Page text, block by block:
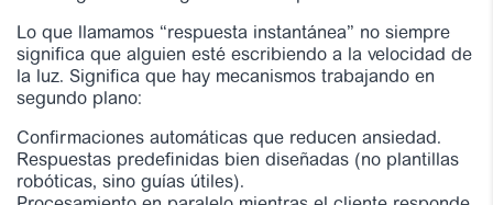
Lo que llamamos “respuesta instantánea” no siempre
significa que alguien esté escribiendo a la velocidad de
la luz. Significa que hay mecanismos trabajando en
segundo plano:
Confirmaciones automáticas que reducen ansiedad.
Respuestas predefinidas bien diseñadas (no plantillas
robóticas, sino guías útiles).